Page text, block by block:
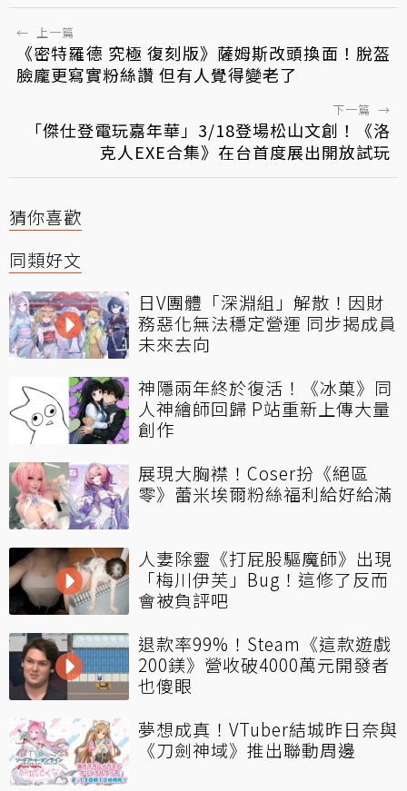
← 上一篇
《密特羅德 究極 復刻版》薩姆斯改頭換面！脫盔
臉龐更寫實粉絲讚 但有人覺得變老了
下一篇 →
「傑仕登電玩嘉年華」3/18登場松山文創！《洛
克人EXE合集》在台首度展出開放試玩
猜你喜歡
同類好文
日V團體「深淵組」解散！因財
務惡化無法穩定營運 同步揭成員
未來去向
神隱兩年終於復活！《冰菓》同
人神繪師回歸 P站重新上傳大量
創作
展現大胸襟！Coser扮《絕區
零》蕾米埃爾粉絲福利給好給滿
人妻除靈《打屁股驅魔師》出現
「梅川伊芙」Bug！這修了反而
會被負評吧
退款率99%！Steam《這款遊戲
200鎂》營收破4000萬元開發者
也傻眼
夢想成真！VTuber結城昨日奈與
《刀劍神域》推出聯動周邊